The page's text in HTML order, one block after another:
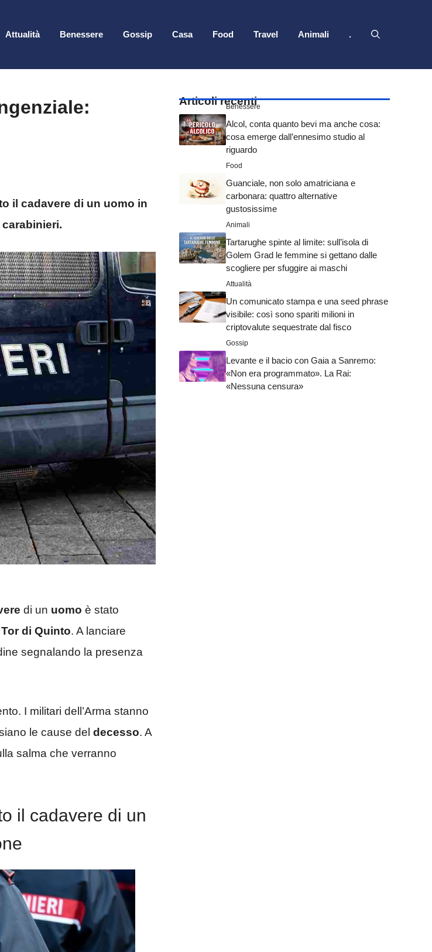
Attualità Benessere Gossip Casa Food Travel Animali .
il cadavere di un uomo in
di un uomo è stato
di Quinto. A lanciare
segnalando la presenza
I militari dell’Arma stanno
le cause del decesso. A
salma che verranno
il cadavere di un
Articoli recenti
Benessere
Alcol, conta quanto bevi ma anche cosa:
cosa emerge dall’ennesimo studio al
riguardo
Food
Guanciale, non solo amatriciana e
carbonara: quattro alternative
gustosissime
Animali
Tartarughe spinte al limite: sull’isola di
Golem Grad le femmine si gettano dalle
scogliere per sfuggire ai maschi
Attualità
Un comunicato stampa e una seed phrase
visibile: così sono spariti milioni in
criptovalute sequestrate dal fisco
Gossip
Levante e il bacio con Gaia a Sanremo:
«Non era programmato». La Rai:
«Nessuna censura»